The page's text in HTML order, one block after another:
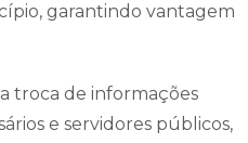
garantindo vantagem
troca de informações
e servidores públicos,